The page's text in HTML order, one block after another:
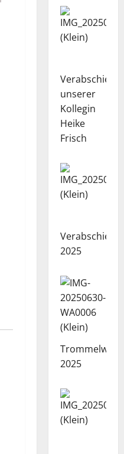
unserer
Kollegin
Heike
Frisch
2025
2025